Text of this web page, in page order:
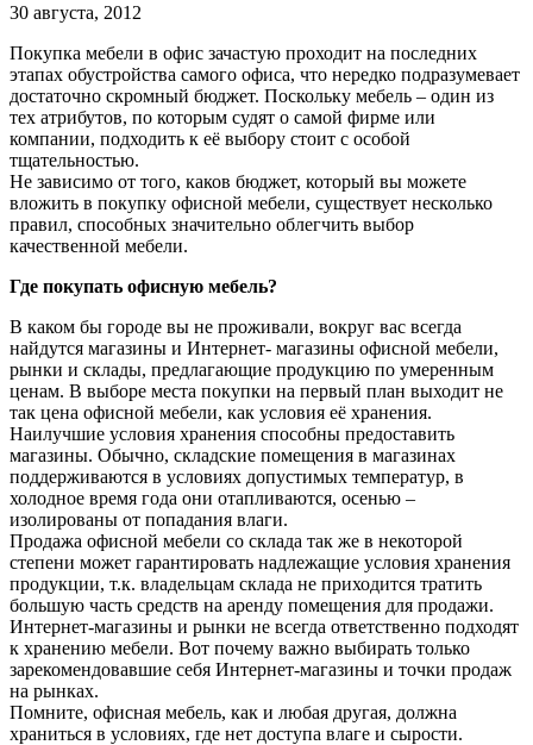
30 августа, 2012
Покупка мебели в офис зачастую проходит на последних
этапах обустройства самого офиса, что нередко подразумевает
достаточно скромный бюджет. Поскольку мебель – один из
тех атрибутов, по которым судят о самой фирме или
компании, подходить к её выбору стоит с особой
тщательностью.
Не зависимо от того, каков бюджет, который вы можете
вложить в покупку офисной мебели, существует несколько
правил, способных значительно облегчить выбор
качественной мебели.
Где покупать офисную мебель?
В каком бы городе вы не проживали, вокруг вас всегда
найдутся магазины и Интернет- магазины офисной мебели,
рынки и склады, предлагающие продукцию по умеренным
ценам. В выборе места покупки на первый план выходит не
так цена офисной мебели, как условия её хранения.
Наилучшие условия хранения способны предоставить
магазины. Обычно, складские помещения в магазинах
поддерживаются в условиях допустимых температур, в
холодное время года они отапливаются, осенью –
изолированы от попадания влаги.
Продажа офисной мебели со склада так же в некоторой
степени может гарантировать надлежащие условия хранения
продукции, т.к. владельцам склада не приходится тратить
большую часть средств на аренду помещения для продажи.
Интернет-магазины и рынки не всегда ответственно подходят
к хранению мебели. Вот почему важно выбирать только
зарекомендовавшие себя Интернет-магазины и точки продаж
на рынках.
Помните, офисная мебель, как и любая другая, должна
храниться в условиях, где нет доступа влаге и сырости.